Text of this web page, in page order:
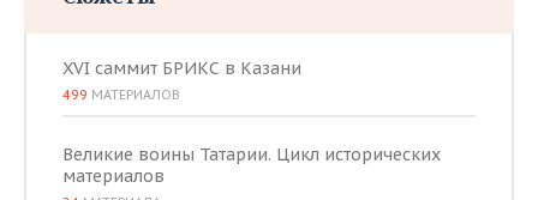
XVI саммит БРИКС в Казани
499 МАТЕРИАЛОВ
Великие воины Татарии. Цикл исторических
материалов